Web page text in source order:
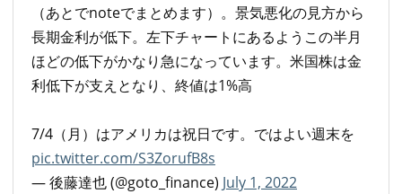
（あとでnoteでまとめます）。景気悪化の見方から
長期金利が低下。左下チャートにあるようこの半月
ほどの低下がかなり急になっています。米国株は金
利低下が支えとなり、終値は1%高
7/4（月）はアメリカは祝日です。ではよい週末を
pic.twitter.com/S3ZorufB8s
— 後藤達也 (@goto_finance) July 1, 2022